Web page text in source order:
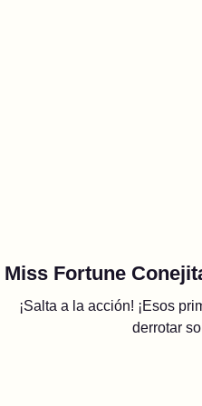
Miss Fortune
¡Salta a la acción! ¡Esos
derrotar